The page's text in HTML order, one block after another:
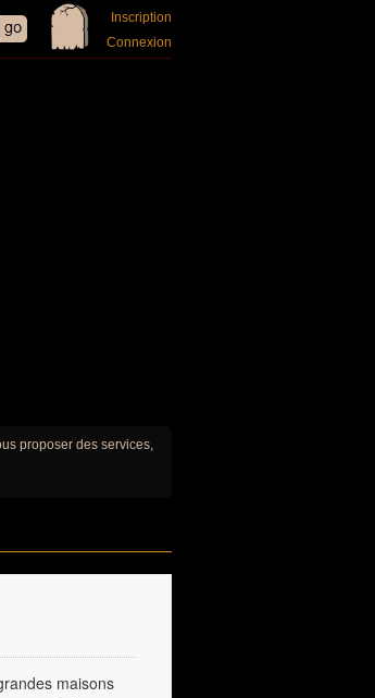
Inscription
Connexion
proposer des services,
maisons